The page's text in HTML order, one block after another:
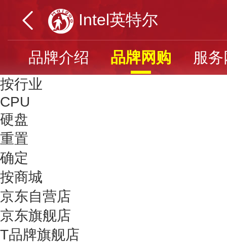
Intel英特尔
品牌介绍 品牌网购 服
按行业
CPU
硬盘
重置
确定
按商城
京东自营店
京东旗舰店
T品牌旗舰店